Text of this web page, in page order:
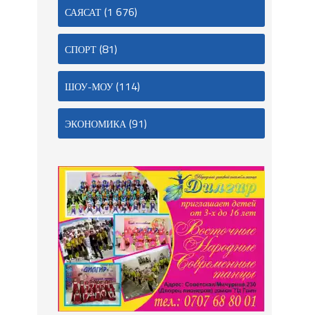
САЯСАТ(1 676)
СПОРТ(81)
ШОУ-МОУ(114)
ЭКОНОМИКА(91)